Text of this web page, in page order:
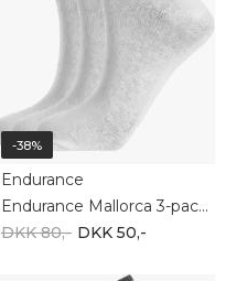
-38%
Endurance
Endurance Mallorca 3-pack low white e131399
DKK 80,- DKK 50,-